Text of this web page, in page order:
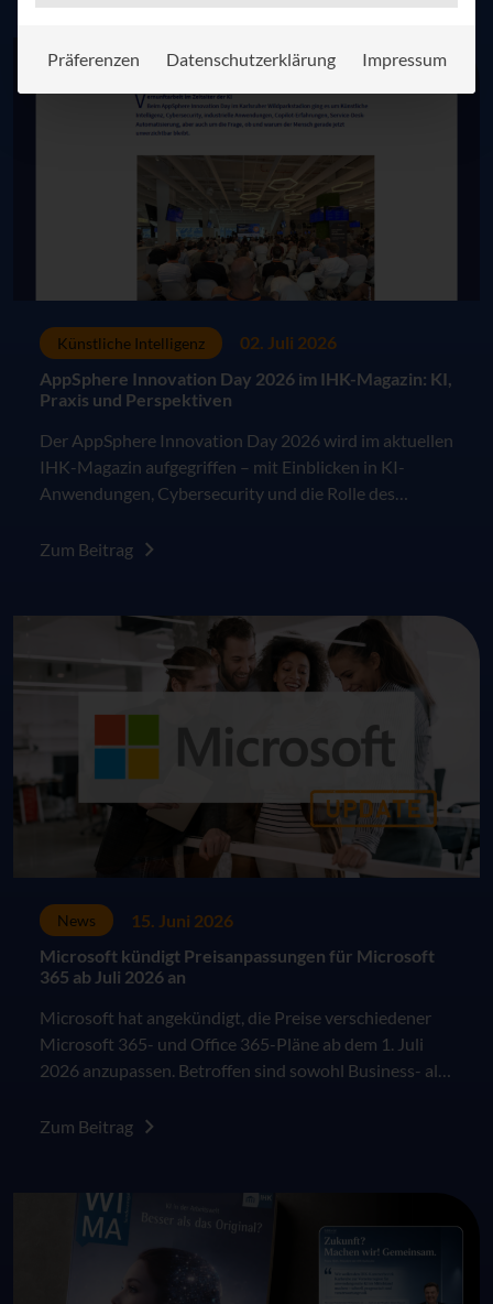
Künstliche Intelligenz
02. Juli 2026
AppSphere Innovation Day 2026 im IHK-Magazin: KI,
Praxis und Perspektiven
Der AppSphere Innovation Day 2026 wird im aktuellen
IHK-Magazin aufgegriffen – mit Einblicken in KI-
Anwendungen, Cybersecurity und die Rolle des
Zum Beitrag
News
15. Juni 2026
Microsoft kündigt Preisanpassungen für Microsoft
365 ab Juli 2026 an
Microsoft hat angekündigt, die Preise verschiedener
Microsoft 365- und Office 365-Pläne ab dem 1. Juli
2026 anzupassen. Betroffen sind sowohl Business- als
Änderungen greifen für Neukunden sowie für
Zum Beitrag
Präferenzen Datenschutzerklärung Impressum